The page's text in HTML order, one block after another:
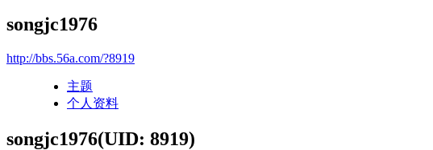
songjc1976
http://bbs.56a.com/?8919
主题
个人资料
songjc1976(UID: 8919)